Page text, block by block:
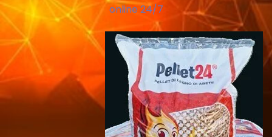
online 24/7